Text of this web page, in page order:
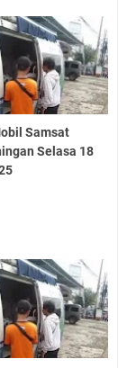
Samsat
Selasa 18